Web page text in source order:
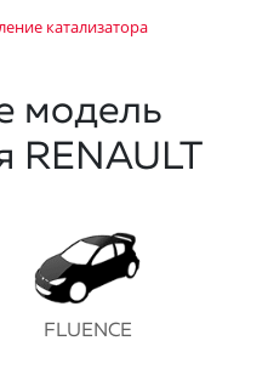
катализатора
модель
RENAULT
FLUENCE